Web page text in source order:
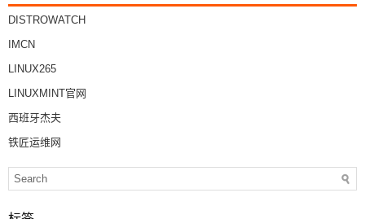
DISTROWATCH
IMCN
LINUX265
LINUXMINT官网
西班牙杰夫
铁匠运维网